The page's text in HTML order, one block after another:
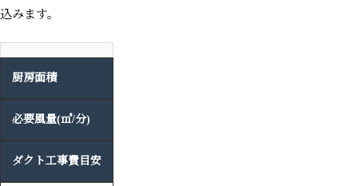
込みます。
厨房面積
必要風量(㎥/分)
ダクト工事費目安